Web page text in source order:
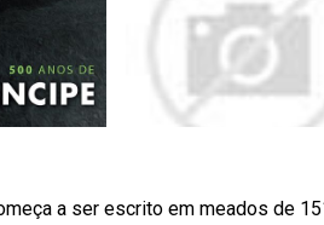
a ser escrito em meados de